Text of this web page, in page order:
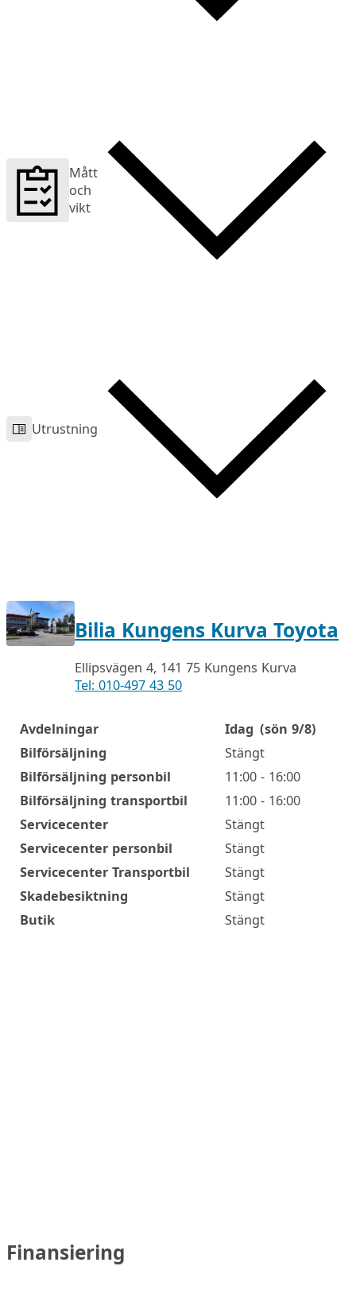
Mått
och
vikt
Utrustning
Bilia Kungens Kurva Toyota
Ellipsvägen 4, 141 75 Kungens Kurva
Tel: 010-497 43 50
Öppettider
Avdelningar Idag (sön 9/8)
Bilförsäljning
Stängt
Bilförsäljning personbil
11:00 - 16:00
Bilförsäljning transportbil
11:00 - 16:00
Servicecenter
Stängt
Servicecenter personbil
Stängt
Servicecenter Transportbil
Stängt
Skadebesiktning
Stängt
Butik
Stängt
Finansiering